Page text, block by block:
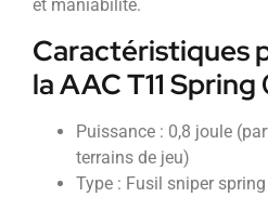
et maniabilité.
Caractéristiques
la AAC T11
Puissance : 0,8 joule
terrains de jeu)
Type : Fusil sniper